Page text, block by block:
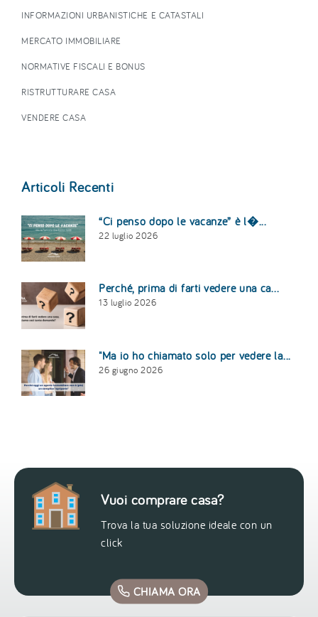
INFORMAZIONI URBANISTICHE E CATASTALI
MERCATO IMMOBILIARE
NORMATIVE FISCALI E BONUS
RISTRUTTURARE CASA
VENDERE CASA
Articoli Recenti
“Ci penso dopo le vacanze” è l�...
22 luglio 2026
Perché, prima di farti vedere una ca...
13 luglio 2026
"Ma io ho chiamato solo per vedere la...
26 giugno 2026
Vuoi comprare casa?
Trova la tua soluzione ideale con un
click
CHIAMA ORA